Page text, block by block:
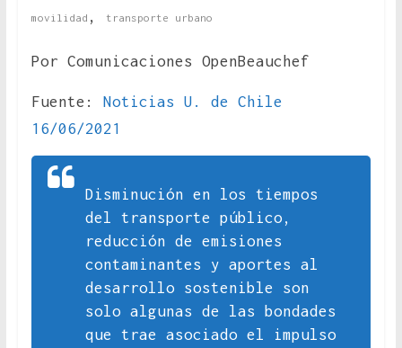
movilidad , transporte urbano
Por Comunicaciones OpenBeauchef
Fuente: Noticias U. de Chile
16/06/2021
Disminución en los tiempos
del transporte público,
reducción de emisiones
contaminantes y aportes al
desarrollo sostenible son
solo algunas de las bondades
que trae asociado el impulso